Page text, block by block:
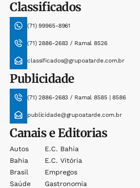
Classificados
(71) 99965-8961
(71) 2886-2683 / Ramal 8526
classificados@grupoatarde.com.br
Publicidade
(71) 2886-2683 / Ramal 8585 | 8586
publicidade@grupoatarde.com.br
Canais e Editorias
Autos
Bahia
Brasil
Saúde
E.c. Bahia
E.c. Vitória
Empregos
Gastronomia